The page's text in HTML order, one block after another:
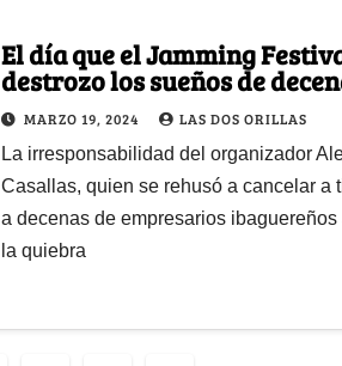
El día que el Jamming
destrozo los sueños de
emprendedores colombianos
MARZO 19, 2024 LAS DOS ORILLAS
La irresponsabilidad del organizador
Casallas, quien se rehusó a cancelar a
a decenas de empresarios ibaguereños
la quiebra